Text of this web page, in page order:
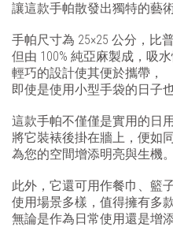
讓這款手帕散發出獨特的藝
手帕尺寸為 25×25 公分，比
但由 100% 純亞麻製成，吸水
輕巧的設計使其便於攜帶，
即使是使用小型手袋的日子
這款手帕不僅僅是實用的日
將它裝裱後掛在牆上，便如
為您的空間增添明亮與生機。
此外，它還可用作餐巾、籃
使用場景多樣，值得擁有多款
無論是作為日常使用還是增